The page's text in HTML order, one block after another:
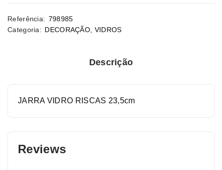
Referência: 798985
Categoria: DECORAÇÃO VIDROS
Descrição
JARRA VIDRO RISCAS 23,5cm
Reviews